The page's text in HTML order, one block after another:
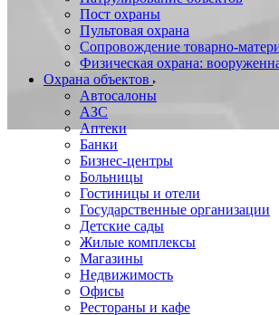
Пост охраны
Пультовая охрана
Сопровождение товарно-
Физическая охрана:
Охрана объектов
Автосалоны
АЗС
Аптеки
Банки
Бизнес-центры
Больницы
Гостиницы и отели
Государственные организации
Детские сады
Жилые комплексы
Магазины
Недвижимость
Офисы
Рестораны и кафе